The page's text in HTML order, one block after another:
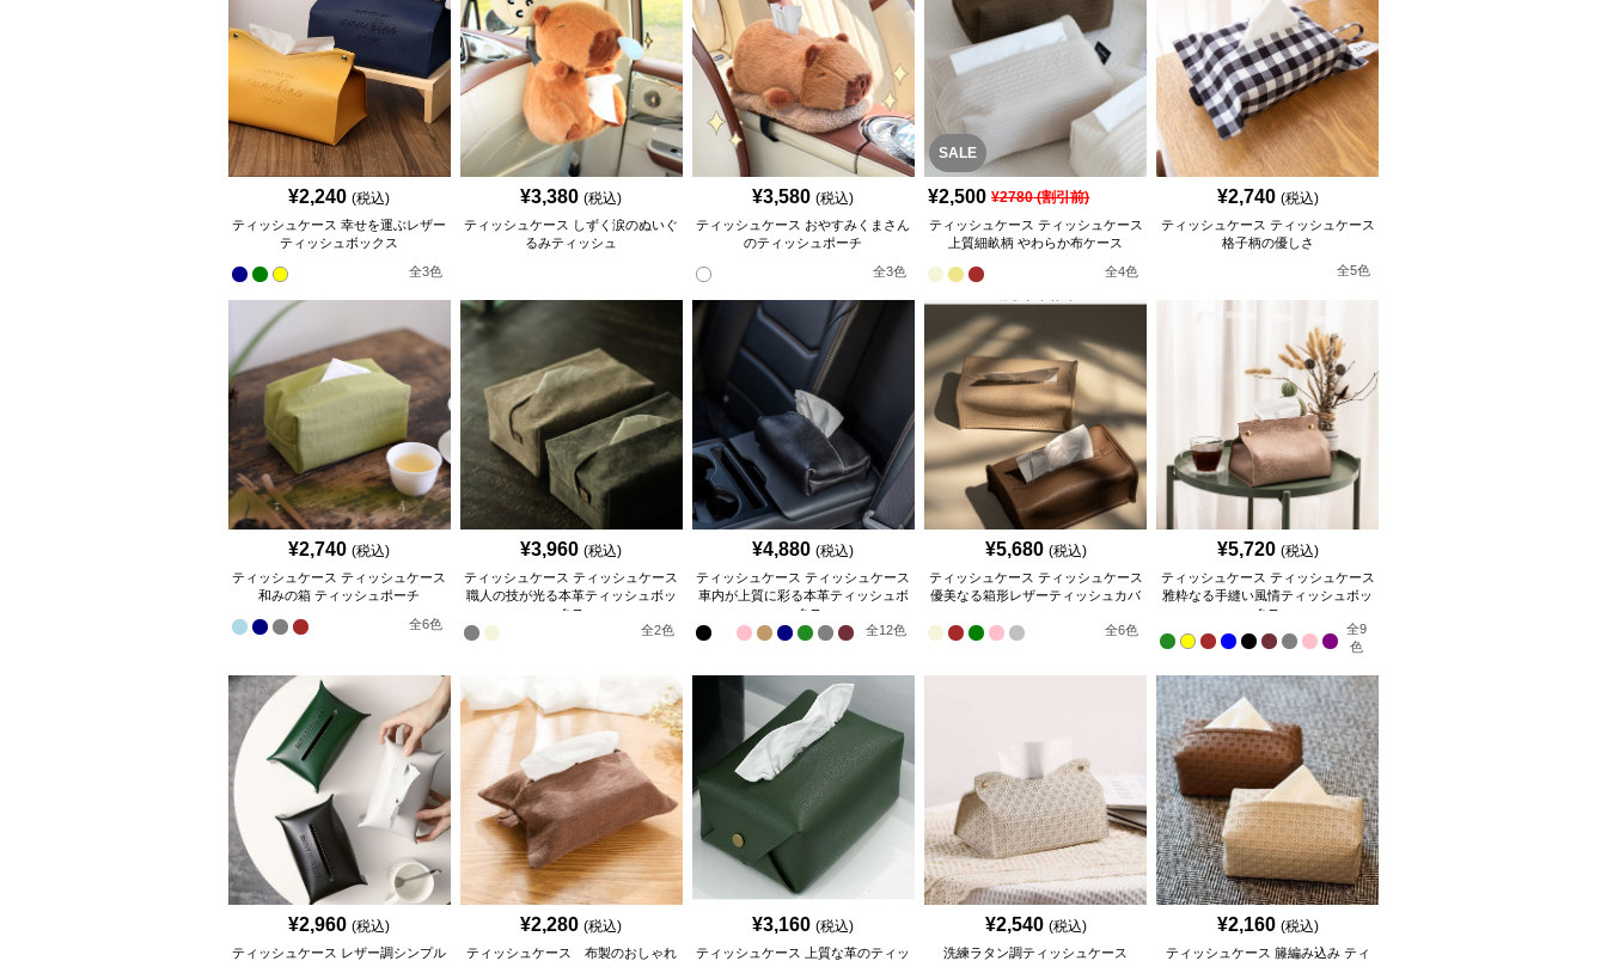
¥2,240 (税込)
ティッシュケース 幸せを運ぶレザー
ティッシュボックス
全3色
¥3,380 (税込)
ティッシュケース しずく涙のぬいぐ
るみティッシュ
¥3,580 (税込)
ティッシュケース おやすみくまさん
のティッシュポーチ
全3色
SALE
¥2,500 ¥2780(割引前)
ティッシュケース ティッシュケース
上質細畝柄 やわらか布ケース
全4色
¥2,740 (税込)
ティッシュケース ティッシュケース
格子柄の優しさ
全5色
¥2,740 (税込)
ティッシュケース ティッシュケース
和みの箱 ティッシュポーチ
全6色
¥3,960 (税込)
ティッシュケース ティッシュケース
職人の技が光る本革ティッシュボッ
クス
全2色
¥4,880 (税込)
ティッシュケース ティッシュケース
車内が上質に彩る本革ティッシュボ
ックス
全12色
¥5,680 (税込)
ティッシュケース ティッシュケース
優美なる箱形レザーティッシュカバ
全6色
¥5,720 (税込)
ティッシュケース ティッシュケース
雅粋なる手縫い風情ティッシュボッ
クス
全9
色
¥2,960 (税込)
ティッシュケース レザー調シンプル
¥2,280 (税込)
ティッシュケース 布製のおしゃれ
¥3,160 (税込)
ティッシュケース 上質な革のティッ
¥2,540 (税込)
洗練ラタン調ティッシュケース
¥2,160 (税込)
ティッシュケース 籐編み込み ティ